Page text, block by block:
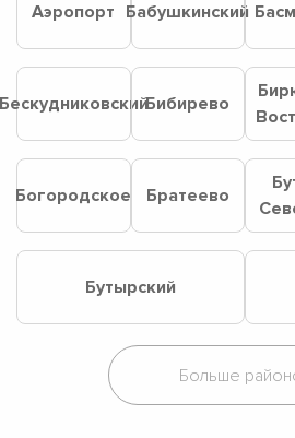
Аэропорт Бабушкинский
Бибирево
Богородское Братеево
Бутырский